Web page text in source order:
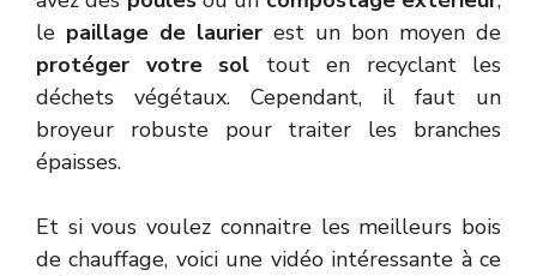
le paillage de laurier est un bon moyen de
protéger votre sol tout en recyclant les
déchets végétaux. Cependant, il faut un
broyeur robuste pour traiter les branches
épaisses.
Et si vous voulez connaitre les meilleurs bois
de chauffage, voici une vidéo intéressante à ce